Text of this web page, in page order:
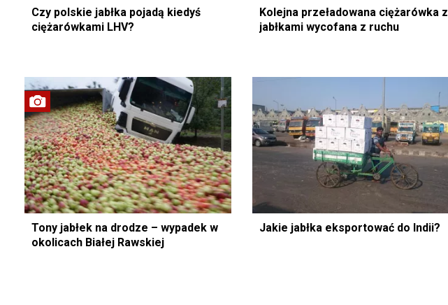
Czy polskie jabłka pojadą kiedyś
ciężarówkami LHV?
Kolejna przeładowana ciężarówka z
jabłkami wycofana z ruchu
Tony jabłek na drodze – wypadek w
okolicach Białej Rawskiej
Jakie jabłka eksportować do Indii?